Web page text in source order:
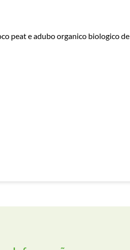
peat e adubo organico biologico de